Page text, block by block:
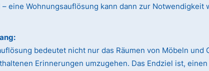
eine Wohnungsauflösung kann dann zur
bedeutet nicht nur das Räumen von Möbeln
Erinnerungen umzugehen. Das Endziel ist,